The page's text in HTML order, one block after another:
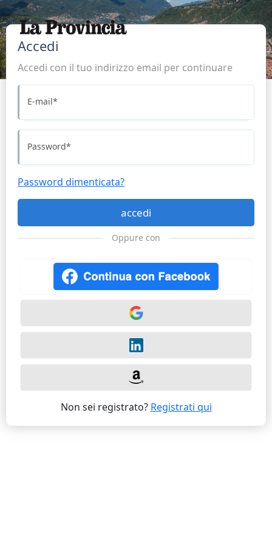
Accedi
Accedi con il tuo indirizzo email per continuare
E-mail*
Password*
Password dimenticata?
accedi
Oppure con
Non sei registrato? Registrati qui